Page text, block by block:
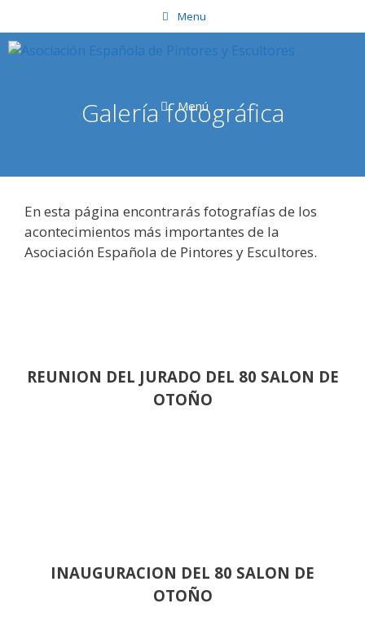
al
contenido
Menu
Menú
Galería fotográfica
En esta página encontrarás fotografías de los
acontecimientos más importantes de la
Asociación Española de Pintores y Escultores.
REUNION DEL JURADO DEL 80 SALON DE
OTOÑO
INAUGURACION DEL 80 SALON DE
OTOÑO